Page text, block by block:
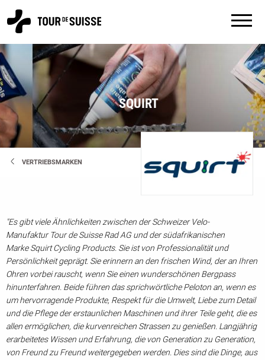
SQUIRT
VERTRIEBSMARKEN
"Es gibt viele Ähnlichkeiten zwischen der Schweizer Velo-
Manufaktur Tour de Suisse Rad AG und der südafrikanischen
Marke Squirt Cycling Products. Sie ist von Professionalität und
Persönlichkeit geprägt. Sie erinnern an den frischen Wind, der an Ihren
Ohren vorbei rauscht, wenn Sie einen wunderschönen Bergpass
hinunterfahren. Beide führen das sprichwörtliche Peloton an, wenn es
um hervorragende Produkte, Respekt für die Umwelt, Liebe zum Detail
und die Pflege der erstaunlichen Maschinen und ihrer Teile geht, die es
allen ermöglichen, die kurvenreichen Strassen zu genießen. Langjährig
erarbeitetes Wissen und Erfahrung, die von Generation zu Generation,
von Freund zu Freund weitergegeben werden. Dies sind die Dinge, aus